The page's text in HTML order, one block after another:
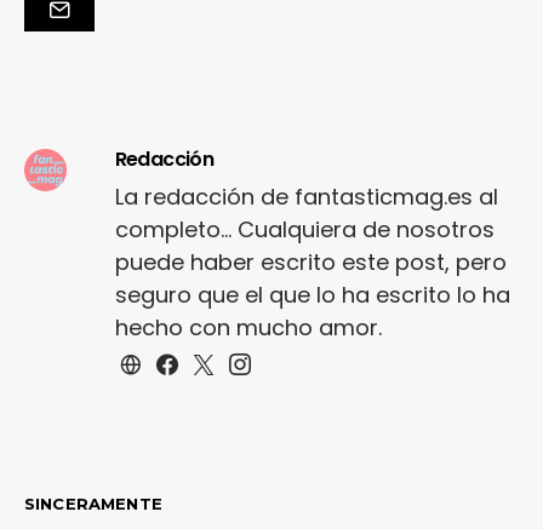
Redacción
La redacción de fantasticmag.es al
completo... Cualquiera de nosotros
puede haber escrito este post, pero
seguro que el que lo ha escrito lo ha
hecho con mucho amor.
SINCERAMENTE